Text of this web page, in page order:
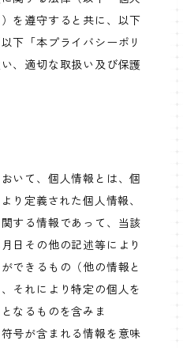
を遵守すると共に、以下
下「本プライバシーポリ
、適切な取扱い及び保護
いて、個人情報とは、個
り定義された個人情報、
する情報であって、当該
日その他の記述等により
できるもの（他の情報と
それにより特定の個人を
なるものを含みま
号が含まれる情報を意味